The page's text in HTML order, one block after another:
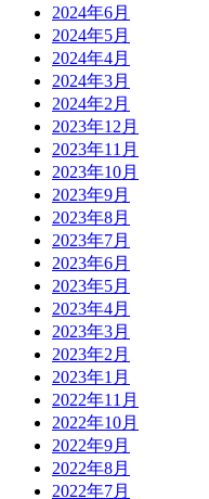
2024年6月
2024年5月
2024年4月
2024年3月
2024年2月
2023年12月
2023年11月
2023年10月
2023年9月
2023年8月
2023年7月
2023年6月
2023年5月
2023年4月
2023年3月
2023年2月
2023年1月
2022年11月
2022年10月
2022年9月
2022年8月
2022年7月